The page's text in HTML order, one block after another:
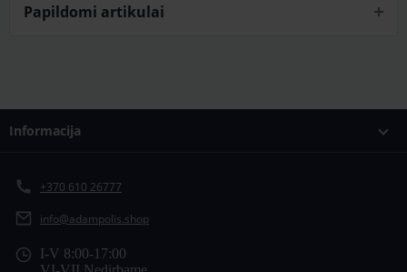
Papildomi artikulai
Informacija
+370 610 26777
info@adampolis.shop
I-V 8:00-17:00